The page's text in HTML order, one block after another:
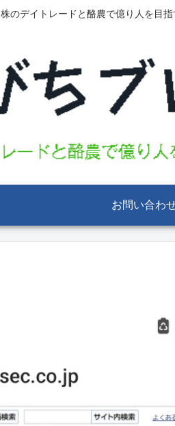
株のデイトレードと酪農で億り人を目指
お問い合わ